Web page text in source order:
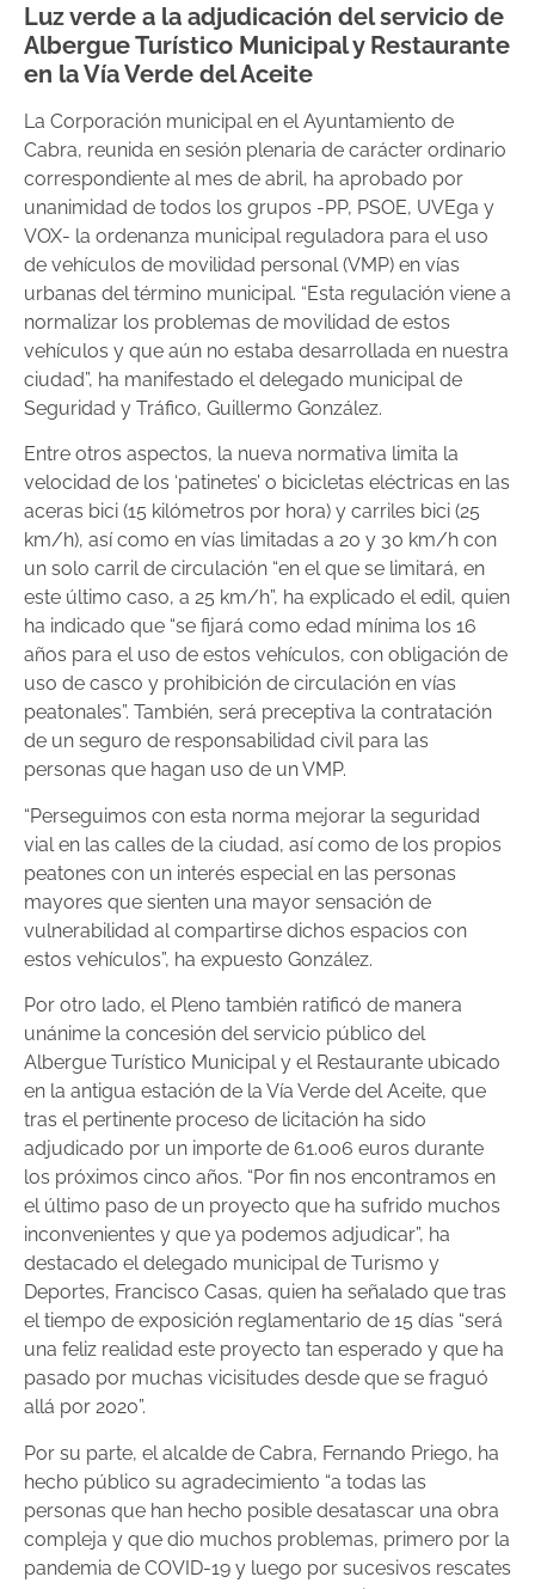
Luz verde a la adjudicación del servicio de
Albergue Turístico Municipal y Restaurante
en la Vía Verde del Aceite
La Corporación municipal en el Ayuntamiento de
Cabra, reunida en sesión plenaria de carácter ordinario
correspondiente al mes de abril, ha aprobado por
unanimidad de todos los grupos -PP, PSOE, UVEga y
VOX- la ordenanza municipal reguladora para el uso
de vehículos de movilidad personal (VMP) en vías
urbanas del término municipal. “Esta regulación viene a
normalizar los problemas de movilidad de estos
vehículos y que aún no estaba desarrollada en nuestra
ciudad”, ha manifestado el delegado municipal de
Seguridad y Tráfico, Guillermo González.
Entre otros aspectos, la nueva normativa limita la
velocidad de los ‘patinetes’ o bicicletas eléctricas en las
aceras bici (15 kilómetros por hora) y carriles bici (25
km/h), así como en vías limitadas a 20 y 30 km/h con
un solo carril de circulación “en el que se limitará, en
este último caso, a 25 km/h”, ha explicado el edil, quien
ha indicado que “se fijará como edad mínima los 16
años para el uso de estos vehículos, con obligación de
uso de casco y prohibición de circulación en vías
peatonales”. También, será preceptiva la contratación
de un seguro de responsabilidad civil para las
personas que hagan uso de un VMP.
“Perseguimos con esta norma mejorar la seguridad
vial en las calles de la ciudad, así como de los propios
peatones con un interés especial en las personas
mayores que sienten una mayor sensación de
vulnerabilidad al compartirse dichos espacios con
estos vehículos”, ha expuesto González.
Por otro lado, el Pleno también ratificó de manera
unánime la concesión del servicio público del
Albergue Turístico Municipal y el Restaurante ubicado
en la antigua estación de la Vía Verde del Aceite, que
tras el pertinente proceso de licitación ha sido
adjudicado por un importe de 61.006 euros durante
los próximos cinco años. “Por fin nos encontramos en
el último paso de un proyecto que ha sufrido muchos
inconvenientes y que ya podemos adjudicar”, ha
destacado el delegado municipal de Turismo y
Deportes, Francisco Casas, quien ha señalado que tras
el tiempo de exposición reglamentario de 15 días “será
una feliz realidad este proyecto tan esperado y que ha
pasado por muchas vicisitudes desde que se fraguó
allá por 2020”.
Por su parte, el alcalde de Cabra, Fernando Priego, ha
hecho público su agradecimiento “a todas las
personas que han hecho posible desatascar una obra
compleja y que dio muchos problemas, primero por la
pandemia de COVID-19 y luego por sucesivos rescates